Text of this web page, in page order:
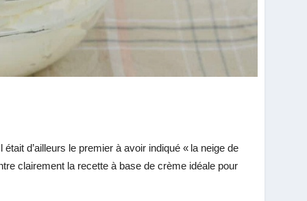
d’ailleurs le premier à avoir indiqué « la neige de
clairement la recette à base de crème idéale pour